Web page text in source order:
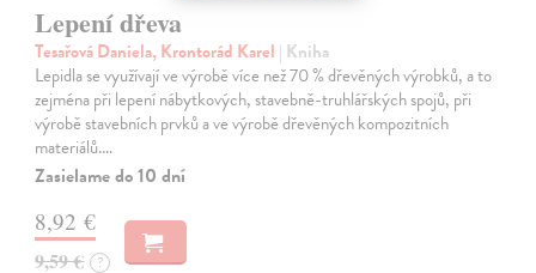
Lepení dřeva
Tesařová Daniela, Krontorád Karel | Kniha
Lepidla se využívají ve výrobě více než 70 % dřevěných výrobků, a to
zejména při lepení nábytkových, stavebně-truhlářských spojů, při
výrobě stavebních prvků a ve výrobě dřevěných kompozitních
materiálů.…
Zasielame do 10 dní
8,92 €
9,59 € ?